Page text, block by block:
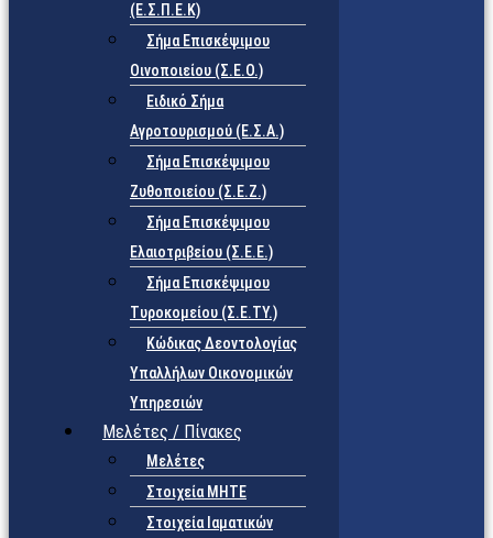
(Ε.Σ.Π.Ε.Κ)
Σήμα Επισκέψιμου
Οινοποιείου (Σ.Ε.Ο.)
Ειδικό Σήμα
Αγροτουρισμού (Ε.Σ.Α.)
Σήμα Επισκέψιμου
Ζυθοποιείου (Σ.Ε.Ζ.)
Σήμα Επισκέψιμου
Ελαιοτριβείου (Σ.Ε.Ε.)
Σήμα Επισκέψιμου
Τυροκομείου (Σ.Ε.TY.)
Κώδικας Δεοντολογίας
Υπαλλήλων Οικονομικών
Υπηρεσιών
Μελέτες / Πίνακες
Μελέτες
Στοιχεία ΜΗΤΕ
Στοιχεία Ιαματικών